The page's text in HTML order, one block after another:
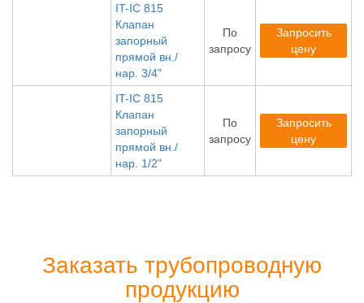
IT-IC 815
Клапан
запорный
прямой вн./
нар. 3/4"
По
запросу
Запросить
цену
IT-IC 815
Клапан
запорный
прямой вн./
нар. 1/2"
По
запросу
Запросить
цену
Заказать трубопроводную
продукцию